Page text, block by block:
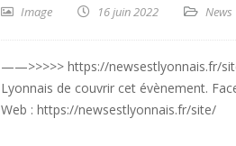
Image 16 juin 2022 News
——>>>>> https://newsestlyonnais.fr/
Lyonnais de couvrir cet évènement.
Web : https://newsestlyonnais.fr/site/